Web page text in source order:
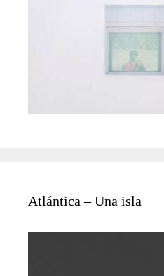
Atlántica – Una isla